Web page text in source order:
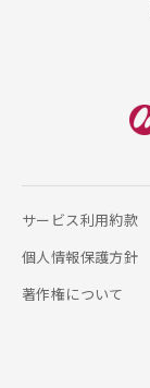
サービス利用約款
個人情報保護方針
著作権について